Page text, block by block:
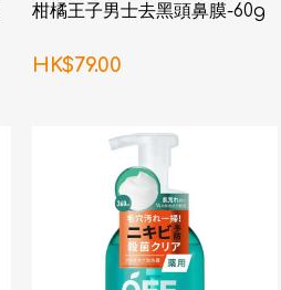
柑橘王子男士去黑頭鼻膜-60g
HK$79.00